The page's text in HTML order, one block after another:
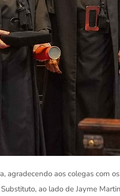
aos colegas com
ao lado de Jayme